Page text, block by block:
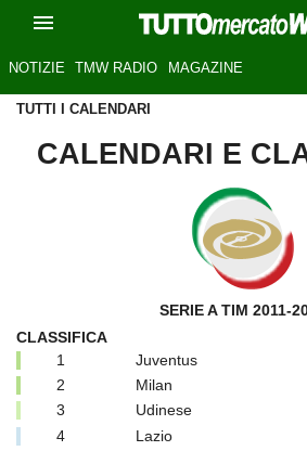
NOTIZIE TMW RADIO MAGAZINE
TUTTI I CALENDARI
CALENDARI E
SERIE A TIM 2011-
CLASSIFICA
1
Juventus
2
Milan
3
Udinese
4
Lazio